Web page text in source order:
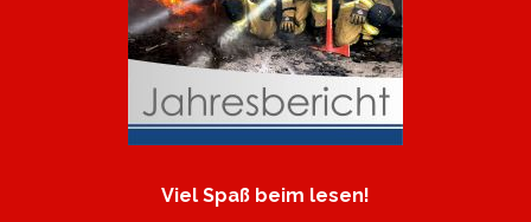
Viel Spaß beim lesen!